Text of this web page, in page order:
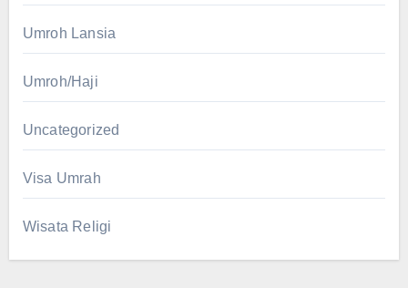
Umroh Lansia
Umroh/Haji
Uncategorized
Visa Umrah
Wisata Religi